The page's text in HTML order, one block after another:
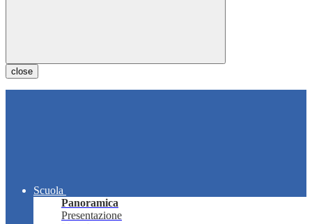
close
Scuola
Panoramica
Presentazione